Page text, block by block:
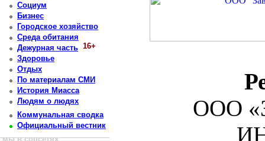
Социум
Бизнес
Городское хозяйство
Среда обитания
Дежурная часть 16+
Здоровье
Отдых
По материалам СМИ
История Миасса
Людям о людях
Коммунальная сводка
Официальный вестник
мы в соцсетях
ООО